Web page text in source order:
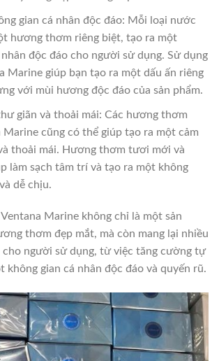
gian cá nhân độc đáo: Mỗi loại nước
hương thơm riêng biệt, tạo ra một
nhân độc đáo cho người sử dụng. Sử dụng
Marine giúp bạn tạo ra một dấu ấn riêng
với mùi hương độc đáo của sản phẩm.
giãn và thoải mái: Các hương thơm
Marine cũng có thể giúp tạo ra một cảm
thoải mái. Hương thơm tươi mới và
làm sạch tâm trí và tạo ra một không
dễ chịu.
Marine không chỉ là một sản
thơm đẹp mắt, mà còn mang lại nhiều
cho người sử dụng, từ việc tăng cường tự
không gian cá nhân độc đáo và quyến rũ.